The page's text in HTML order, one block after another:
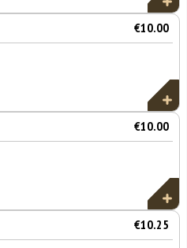
€10.00
€10.00
€10.25